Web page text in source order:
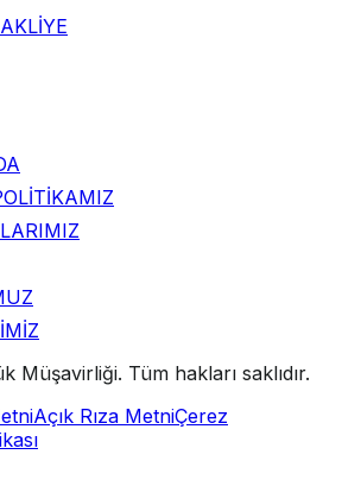
Müşavirliği. Tüm hakları saklıdır.
Açık Rıza MetniÇerez